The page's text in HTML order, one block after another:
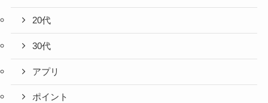
20代
30代
アプリ
ポイント